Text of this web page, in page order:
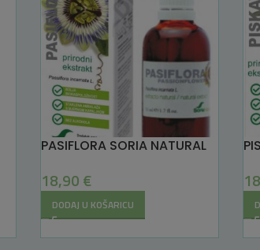
PASIFLORA SORIA NATURAL
18,90 €
DODAJ U KOŠARICU